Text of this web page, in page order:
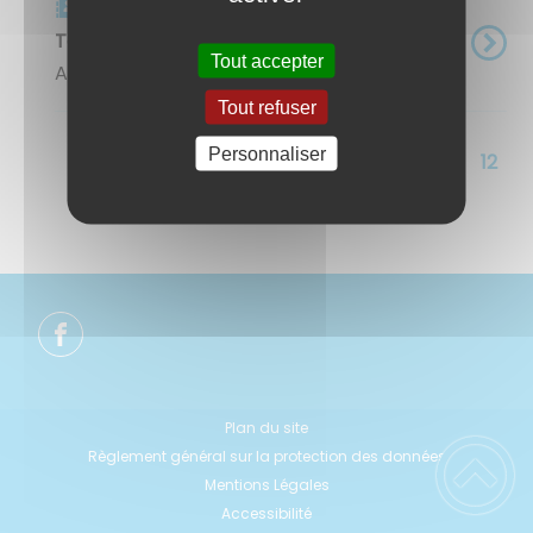
Team ANIM
Animation de soirées & pyrotechnie ...
< 4 5 6 7 12
Plan du site
Règlement général sur la protection des données
Mentions Légales
Accessibilité
Tout accepter
Tout refuser
Personnaliser